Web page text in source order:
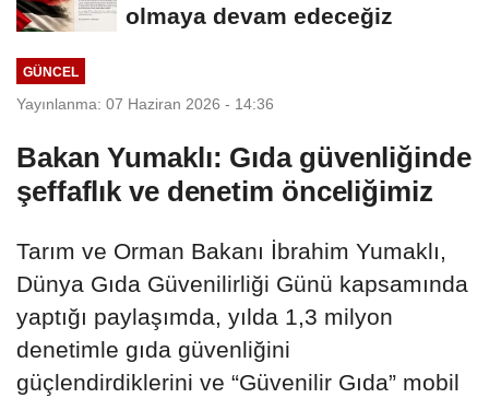
olmaya devam edeceğiz
GÜNCEL
Yayınlanma: 07 Haziran 2026 - 14:36
Bakan Yumaklı: Gıda güvenliğinde
şeffaflık ve denetim önceliğimiz
Tarım ve Orman Bakanı İbrahim Yumaklı,
Dünya Gıda Güvenilirliği Günü kapsamında
yaptığı paylaşımda, yılda 1,3 milyon
denetimle gıda güvenliğini
güçlendirdiklerini ve “Güvenilir Gıda” mobil